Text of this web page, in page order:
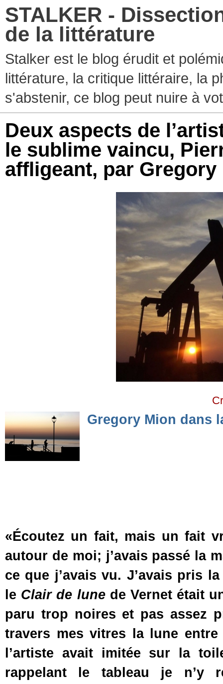
STALKER -
de la littérature
Stalker est le blog érudit et
littérature, la critique littéraire, la
s'abstenir, ce blog peut nuire à
Deux aspects de
le sublime vaincu,
affligeant, par Gregory
Gregory Mion dans
«Écoutez un fait, mais un fait
autour de moi; j’avais passé la
ce que j’avais vu. J’avais pris
le Clair de lunede Vernet était
paru trop noires et pas assez
travers mes vitres la lune
l’artiste avait imitée sur la
rappelant le tableau je n’y